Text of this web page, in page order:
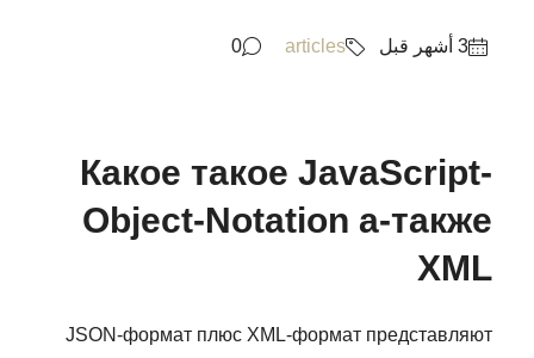
articles
0
Какое такое JavaScript-
Object-Notation а-также
XML
JSON-формат плюс XML-формат представляют